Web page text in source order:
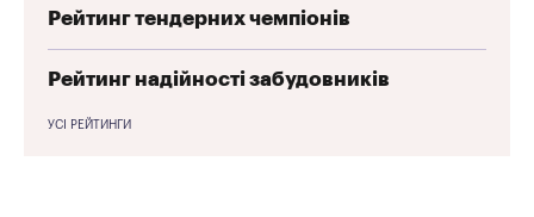
Рейтинг тендерних чемпіонів
Рейтинг надійності забудовників
УСІ РЕЙТИНГИ